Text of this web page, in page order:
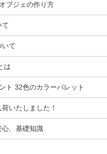
ブジェの作り方
て
いて
は
ト 32色のカラーパレット
いたしました！
、基礎知識